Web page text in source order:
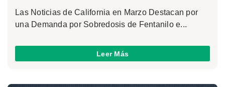
Las Noticias de California en Marzo Destacan por
una Demanda por Sobredosis de Fentanilo e...
Leer Más